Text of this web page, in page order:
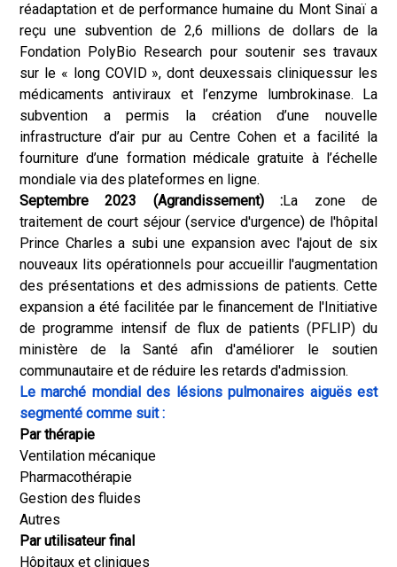
réadaptation et de performance humaine du Mont Sinaï a
reçu une subvention de 2,6 millions de dollars de la
Fondation PolyBio Research pour soutenir ses travaux
sur le « long COVID », dont deuxessais cliniquessur les
médicaments antiviraux et l’enzyme lumbrokinase. La
subvention a permis la création d’une nouvelle
infrastructure d’air pur au Centre Cohen et a facilité la
fourniture d’une formation médicale gratuite à l’échelle
mondiale via des plateformes en ligne.
Septembre 2023 (Agrandissement) :La zone de
traitement de court séjour (service d'urgence) de l'hôpital
Prince Charles a subi une expansion avec l'ajout de six
nouveaux lits opérationnels pour accueillir l'augmentation
des présentations et des admissions de patients. Cette
expansion a été facilitée par le financement de l'Initiative
de programme intensif de flux de patients (PFLIP) du
ministère de la Santé afin d'améliorer le soutien
communautaire et de réduire les retards d'admission.
Le marché mondial des lésions pulmonaires aiguës est
segmenté comme suit :
Par thérapie
Ventilation mécanique
Pharmacothérapie
Gestion des fluides
Autres
Par utilisateur final
Hôpitaux et cliniques